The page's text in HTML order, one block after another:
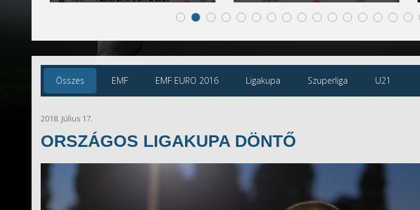
Összes EMF EMF EURO 2016 Ligakupa Szuperliga U21
2018. Július 17.
ORSZÁGOS LIGAKUPA DÖNTŐ